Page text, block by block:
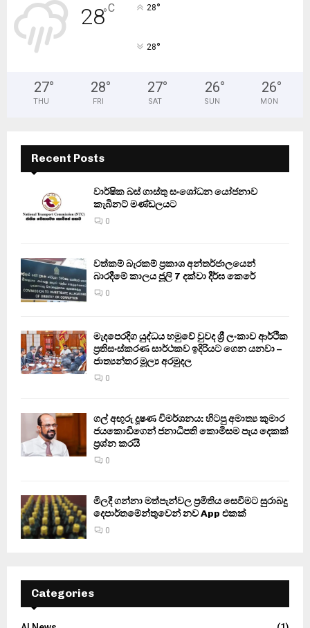
28°C 28°
28°
27°
THU
28°
FRI
27°
SAT
26°
SUN
26°
MON
Recent Posts
වාර්ෂික බස් ගාස්තු සංශෝධන යෝජනාව
කැබිනට් මණ්ඩලයට
0
වත්කම් බැරකම් ප්‍රකාශ අන්තර්ජාලයෙන්
බාරදීමේ කාලය ජූලි 7 දක්වා දීර්ඝ කෙරේ
0
මැදපෙරදිග යුද්ධය හමුවේ වුවද ශ්‍රී ලංකාව ආර්ථික
ප්‍රතිසංස්කරණ සාර්ථකව ඉදිරියට ගෙන යනවා –
ජාත්‍යන්තර මූල්‍ය අරමුදල
0
ගල් අඟුරු දූෂණ විමර්ශනය: හිටපු අමාත්‍ය කුමාර
ජයකොඩිගෙන් ජනාධිපති කොමිසම පැය දෙකක්
ප්‍රශ්න කරයි
0
මිලදී ගන්නා මත්පැන්වල ප්‍රමිතිය සෙවීමට සුරාබදු
දෙපාර්තමේන්තුවෙන් නව App එකක්
0
Categories